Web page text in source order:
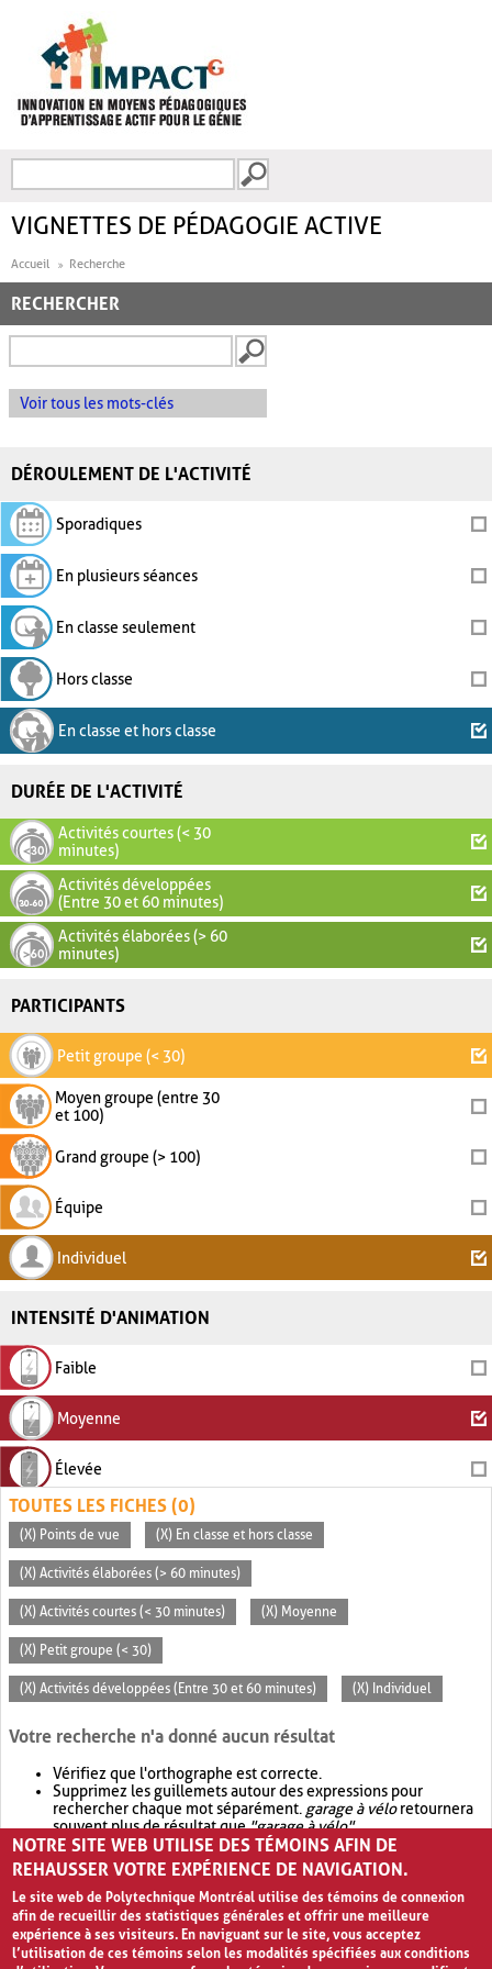
FORMULAIRE DE
VIGNETTES DE PÉDAGOGIE ACTIVE
Accueil Recherche
RECHERCHER
Voir tous les mots-clés
DÉROULEMENT DE L'ACTIVITÉ
Sporadiques
En plusieurs séances
En classe seulement
Hors classe
En classe et hors classe
DURÉE DE L'ACTIVITÉ
Activités courtes (< 30
minutes)
Activités développées
(Entre 30 et 60 minutes)
Activités élaborées (> 60
minutes)
PARTICIPANTS
Petit groupe (< 30)
Moyen groupe (entre 30
et 100)
Grand groupe (> 100)
Équipe
Individuel
INTENSITÉ D'ANIMATION
Faible
Moyenne
Élevée
TOUTES LES FICHES (0)
(X) Points de vue (X) En classe et hors classe
(X) Activités élaborées (> 60 minutes)
(X) Activités courtes (< 30 minutes) (X) Moyenne
(X) Petit groupe (< 30)
(X) Activités développées (Entre 30 et 60 minutes) (X) Individuel
Votre recherche n'a donné aucun résultat
Vérifiez que l'orthographe est correcte.
Supprimez les guillemets autour des expressions pour
rechercher chaque mot séparément. garage à véloretournera
souvent plus de résultat que"garage à vélo".
Envisagez d'élargir votre recherche avec OR.garage OR vélo
retournera souvent plus de résultat quegarage à vélo
NOTRE SITE WEB UTILISE DES TÉMOINS AFIN DE
REHAUSSER VOTRE EXPÉRIENCE DE NAVIGATION.
Le site web de Polytechnique Montréal utilise des témoins de connexion
afin de recueillir des statistiques générales et offrir une meilleure
expérience à ses visiteurs. En naviguant sur le site, vous acceptez
l’utilisation de ces témoins selon les modalités spécifiées aux conditions